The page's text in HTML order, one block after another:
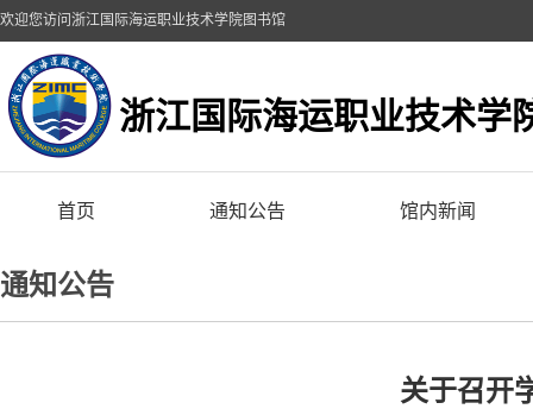
欢迎您访问浙江国际海运职业技术学院图书馆
浙江国际海运职业技术学
首页 通知公告 馆内新闻
通知公告
关于召开